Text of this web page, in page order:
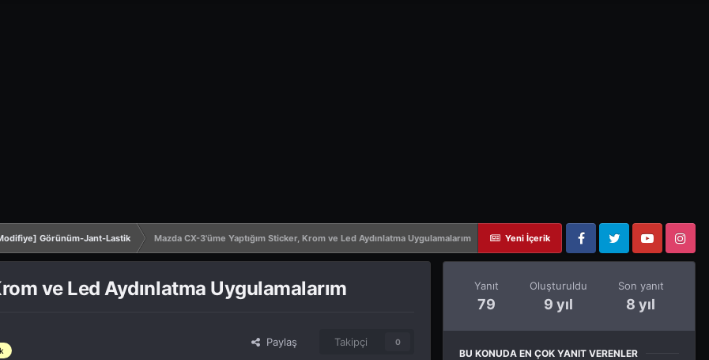
Yeni İçerik
Görünüm-Jant-Lastik
Mazda CX-3'üme Yaptığım Sticker, Krom ve Led Aydınlatma Uygulamalarım
FacebookTwitter YouTube Instagram
ve Led Aydınlatma Uygulamalarım
Paylaş Takipçi 0
Yanıt
79
Oluşturuldu
9 yıl
Son yanıt
8 yıl
BU KONUDA EN ÇOK YANIT VERENLER